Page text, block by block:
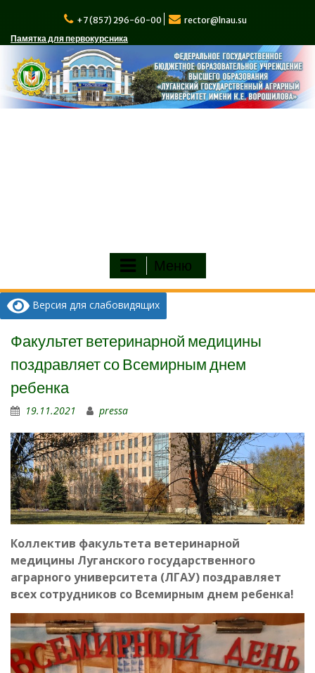
содержимому
+7 (857) 296-60-00
rector@lnau.su
Памятка для первокурсника
Меню
Версия для слабовидящих
Факультет ветеринарной медицины
поздравляет со Всемирным днем
ребенка
19.11.2021 pressa
Коллектив факультета ветеринарной
медицины Луганского государственного
аграрного университета (ЛГАУ) поздравляет
всех сотрудников со Всемирным днем ребенка!